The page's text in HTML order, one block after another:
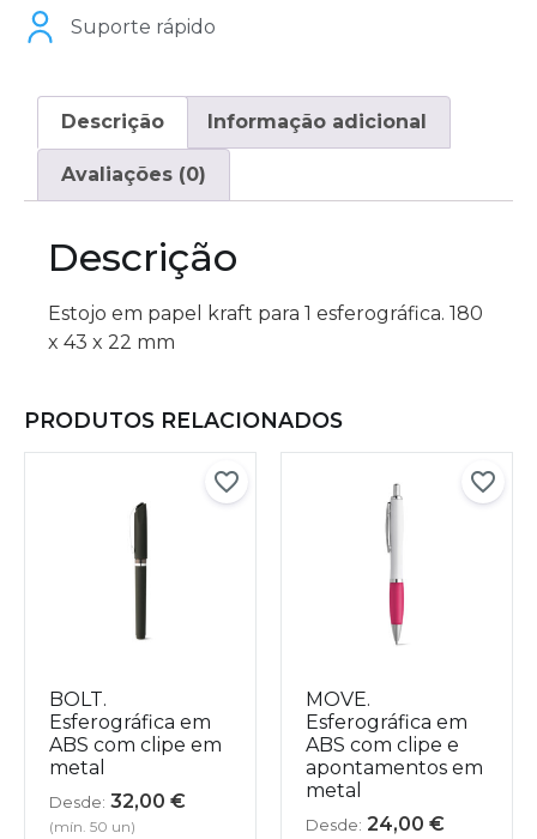
Suporte rápido
Descrição Informação adicional
Avaliações (0)
Descrição
Estojo em papel kraft para 1 esferográfica. 180
x 43 x 22 mm
PRODUTOS RELACIONADOS
BOLT.
Esferográfica em
ABS com clipe em
metal
Desde: 32,00 €
(mín. 50 un)
MOVE.
Esferográfica em
ABS com clipe e
apontamentos em
metal
Desde: 24,00 €